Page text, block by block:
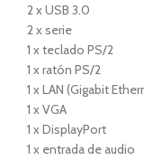
2 x USB 3.0
2 x serie
1 x teclado PS/2
1 x ratón PS/2
1 x LAN (Gigabit
1 x VGA
1 x DisplayPort
1 x entrada de audio